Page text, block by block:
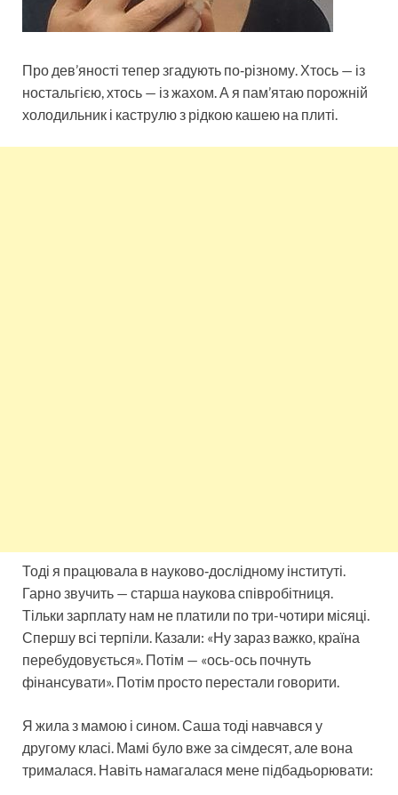
Про дев’яності тепер згадують по‑різному. Хтось — із
ностальгією, хтось — із жахом. А я пам’ятаю порожній
холодильник і каструлю з рідкою кашею на плиті.
Тоді я працювала в науково‑дослідному інституті.
Гарно звучить — старша наукова співробітниця.
Тільки зарплату нам не платили по три-чотири місяці.
Спершу всі терпіли. Казали: «Ну зараз важко, країна
перебудовується». Потім — «ось-ось почнуть
фінансувати». Потім просто перестали говорити.
Я жила з мамою і сином. Саша тоді навчався у
другому класі. Мамі було вже за сімдесят, але вона
трималася. Навіть намагалася мене підбадьорювати: